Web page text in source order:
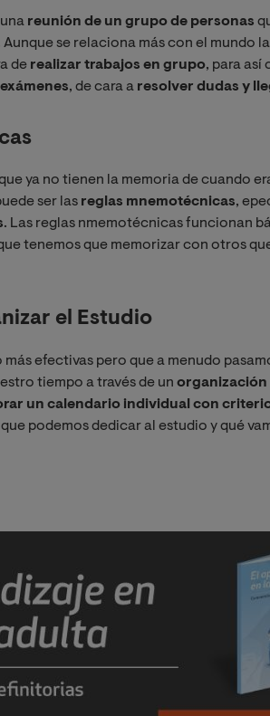
reunión de un grupo de personas
Aunque se relaciona más con el mundo
de realizar trabajos en grupo, para así
exámenes, de cara a resolver dudas y
ya no tienen la memoria de cuando
ser las reglas mnemotécnicas,
. Las reglas nmemotécnicas funcionan
tenemos que memorizar con otros
el Estudio
más efectivas pero que a menudo
tiempo a través de un organización
un calendario individual con
podemos dedicar al estudio y qué